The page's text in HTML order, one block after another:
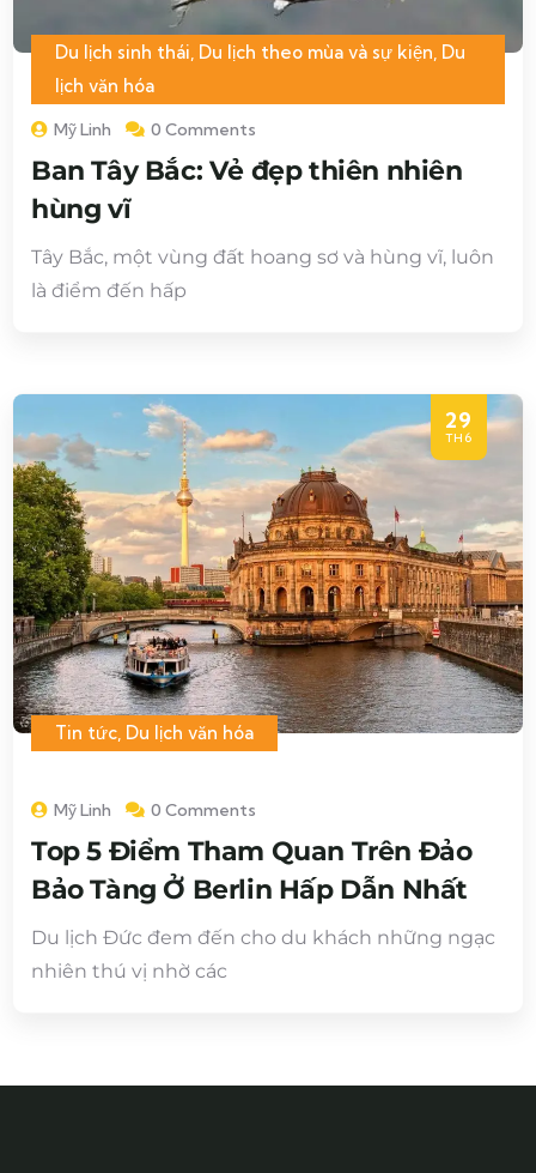
Du lịch sinh thái Du lịch theo mùa và sự kiện Du
lịch văn hóa
Mỹ Linh 0 Comments
Ban Tây Bắc: Vẻ đẹp thiên nhiên
hùng vĩ
Tây Bắc, một vùng đất hoang sơ và hùng vĩ, luôn
là điểm đến hấp
29
TH6
Tin tức, Du lịch văn hóa
Mỹ Linh 0 Comments
Top 5 Điểm Tham Quan Trên Đảo
Bảo Tàng Ở Berlin Hấp Dẫn Nhất
Du lịch Đức đem đến cho du khách những ngạc
nhiên thú vị nhờ các